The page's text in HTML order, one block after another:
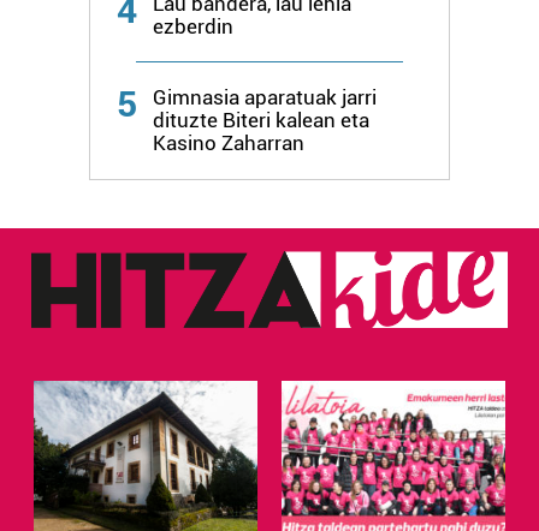
4
ezberdin
5
Gimnasia aparatuak jarri
dituzte Biteri kalean eta
Kasino Zaharran